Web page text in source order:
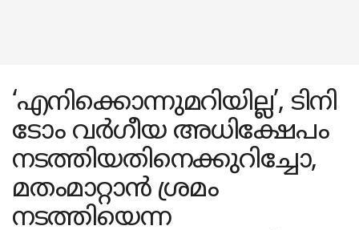
‘എനിക്കൊന്നുമറിയില്ല’, ടിനി
ടോം വർഗീയ അധിക്ഷേപം
നടത്തിയതിനെക്കുറിച്ചോ,
മതംമാറ്റാൻ ശ്രമം
നടത്തിയെന്ന